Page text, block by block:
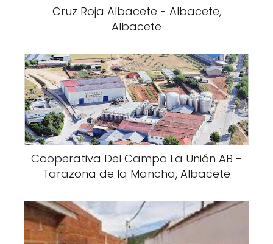
Cruz Roja Albacete - Albacete,
Albacete
Cooperativa Del Campo La Unión AB -
Tarazona de la Mancha, Albacete